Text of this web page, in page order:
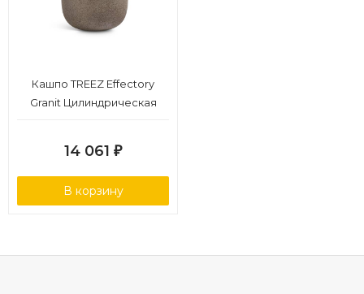
Кашпо TREEZ Effectory
Granit Цилиндрическая
14 061 ₽
В корзину